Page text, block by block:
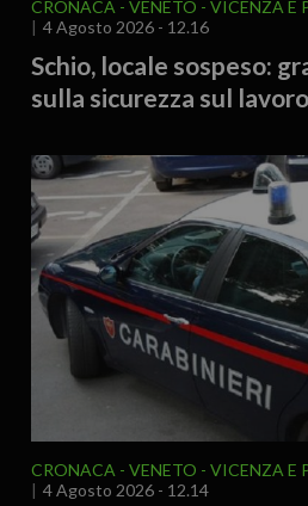
CRONACA VENETO
VICENZA E
4 Agosto 2026 - 12.16
Schio, locale sospeso:
sulla sicurezza sul lavoro
CRONACA VENETO
VICENZA E
4 Agosto 2026 - 12.14